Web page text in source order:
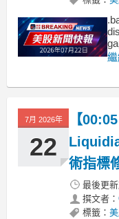
7月 2026年
22
【
術指標
最後更
撰文者：
標籤：